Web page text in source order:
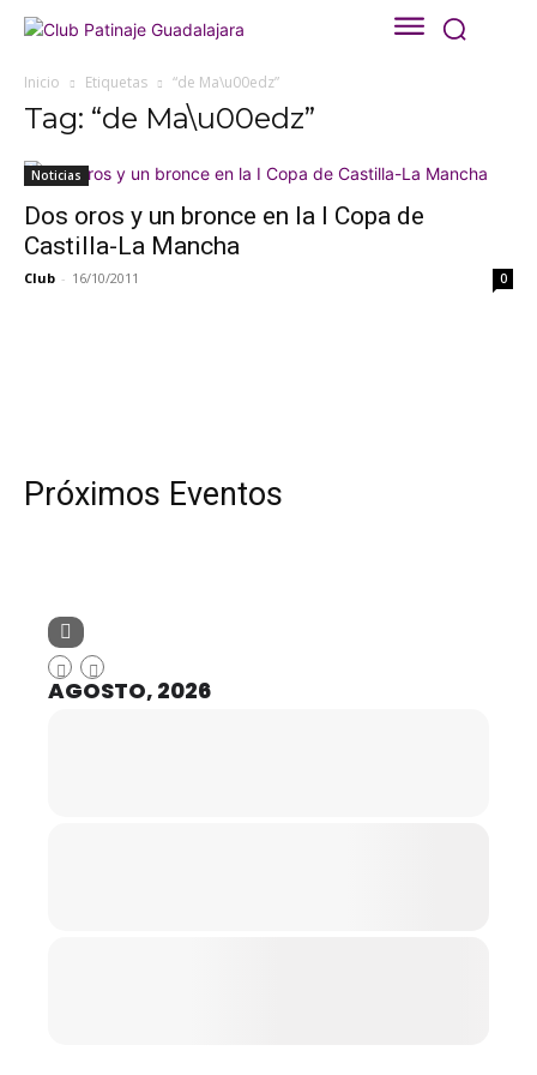
Inicio Etiquetas “de Ma\u00edz”
Tag: “de Ma\u00edz”
Noticias
Dos oros y un bronce en la I Copa de
Castilla-La Mancha
Club - 16/10/2011 0
Próximos Eventos
AGOSTO, 2026